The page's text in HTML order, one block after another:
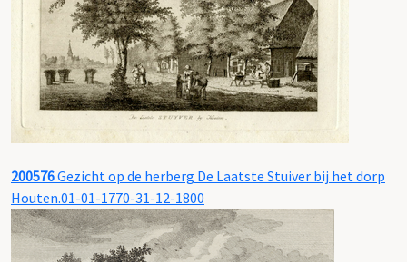
200576Gezicht op de herberg De Laatste Stuiver bij het dorp
Houten.01-01-1770-31-12-1800